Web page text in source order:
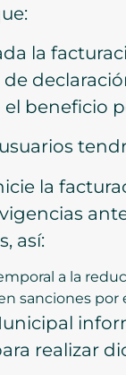
la
el beneficio
la
así:
a la
sanciones
realizar